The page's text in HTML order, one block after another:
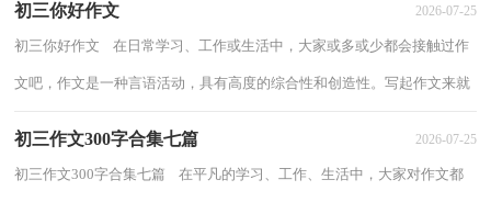
初三你好作文 2026-07-25
初三你好作文 在日常学习、工作或生活中，大家或多或少都会接触过作
文吧，作文是一种言语活动，具有高度的综合性和创造性。写起作文来就
初三作文300字合集七篇 2026-07-25
初三作文300字合集七篇 在平凡的学习、工作、生活中，大家对作文都